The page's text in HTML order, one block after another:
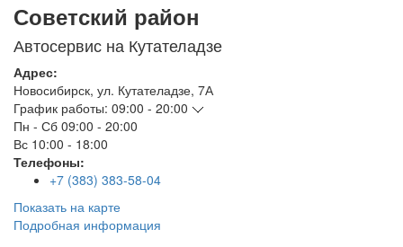
Советский район
Автосервис на Кутателадзе
Адрес:
Новосибирск, ул. Кутателадзе, 7А
График работы: 09:00 - 20:00
Пн - Сб 09:00 - 20:00
Вс 10:00 - 18:00
Телефоны:
+7 (383) 383-58-04
Показать на карте
Подробная информация